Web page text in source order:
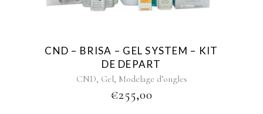
CND – BRISA – GEL SYSTEM – KIT
DE DEPART
CND, Gel, Modelage d’ongles
€255,00